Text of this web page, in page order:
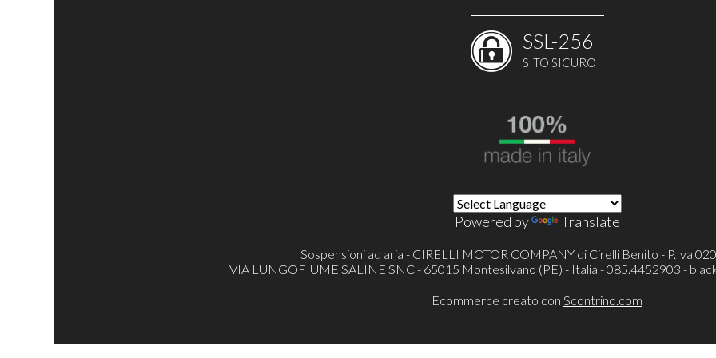
SSL-256
SITO SICURO
Powered by Translate
Sospensioni ad aria - CIRELLI MOTOR COMPANY di Cirelli Benito - P.Iva
VIA LUNGOFIUME SALINE SNC - 65015 Montesilvano (PE) - Italia - 085.4452903 -
Ecommerce creato con Scontrino.com